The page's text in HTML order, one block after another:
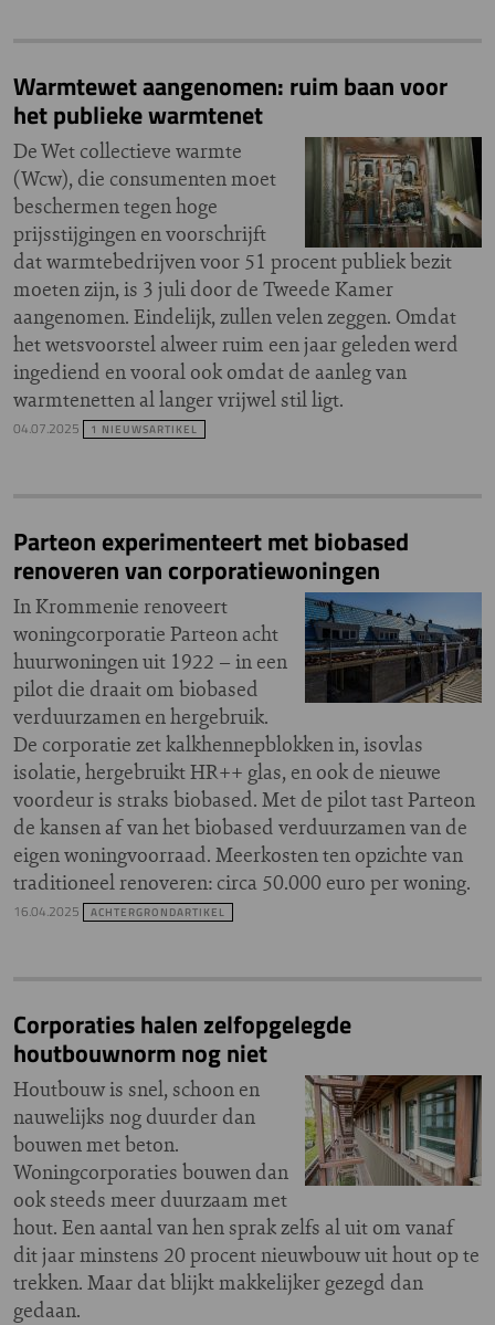
Warmtewet aangenomen: ruim baan voor
het publieke warmtenet
De Wet collectieve warmte
(Wcw), die consumenten moet
beschermen tegen hoge
prijsstijgingen en voorschrijft
dat warmtebedrijven voor 51 procent publiek bezit
moeten zijn, is 3 juli door de Tweede Kamer
aangenomen. Eindelijk, zullen velen zeggen. Omdat
het wetsvoorstel alweer ruim een jaar geleden werd
ingediend en vooral ook omdat de aanleg van
warmtenetten al langer vrijwel stil ligt.
04.07.2025 1 NIEUWSARTIKEL
Parteon experimenteert met biobased
renoveren van corporatiewoningen
In Krommenie renoveert
woningcorporatie Parteon acht
huurwoningen uit 1922 – in een
pilot die draait om biobased
verduurzamen en hergebruik.
De corporatie zet kalkhennepblokken in, isovlas
isolatie, hergebruikt HR++ glas, en ook de nieuwe
voordeur is straks biobased. Met de pilot tast Parteon
de kansen af van het biobased verduurzamen van de
eigen woningvoorraad. Meerkosten ten opzichte van
traditioneel renoveren: circa 50.000 euro per woning.
16.04.2025 ACHTERGRONDARTIKEL
Corporaties halen zelfopgelegde
houtbouwnorm nog niet
Houtbouw is snel, schoon en
nauwelijks nog duurder dan
bouwen met beton.
Woningcorporaties bouwen dan
ook steeds meer duurzaam met
hout. Een aantal van hen sprak zelfs al uit om vanaf
dit jaar minstens 20 procent nieuwbouw uit hout op te
trekken. Maar dat blijkt makkelijker gezegd dan
gedaan.